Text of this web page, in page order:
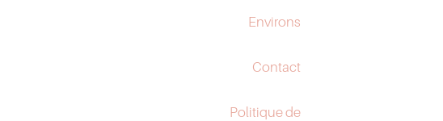
Environs
Contact
Politique de